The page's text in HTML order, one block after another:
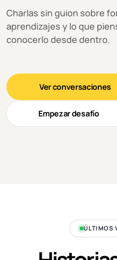
Charlas sin guion sobre
aprendizajes y lo que
conocerlo desde dentro.
Ver conversaciones
Empezar desafío
▶
ÚLTIMOS